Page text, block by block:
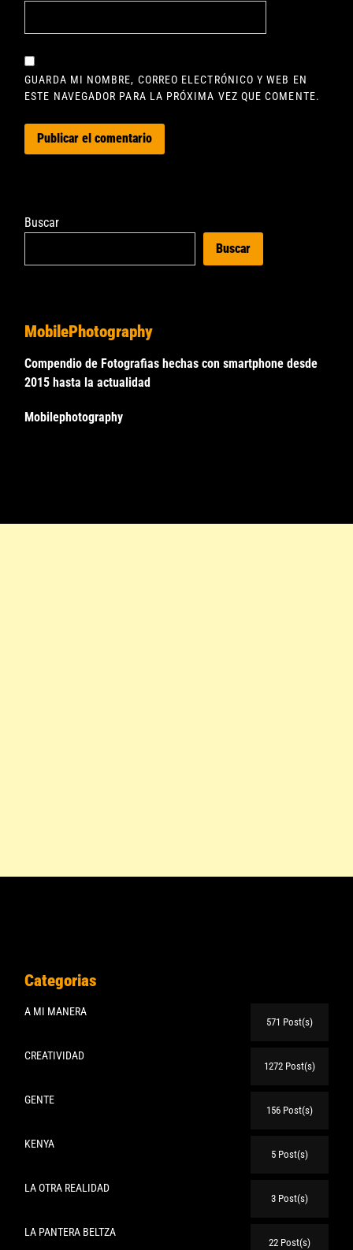
GUARDA MI NOMBRE, CORREO ELECTRÓNICO Y WEB EN
ESTE NAVEGADOR PARA LA PRÓXIMA VEZ QUE COMENTE.
Buscar
Buscar
MobilePhotography
Compendio de Fotografias hechas con smartphone desde
2015 hasta la actualidad
Mobilephotography
Categorias
A MI MANERA
571 Post(s)
CREATIVIDAD
1272 Post(s)
GENTE
156 Post(s)
KENYA
5 Post(s)
LA OTRA REALIDAD
3 Post(s)
LA PANTERA BELTZA
22 Post(s)